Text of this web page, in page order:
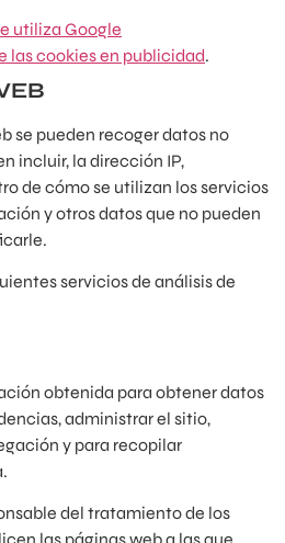
utiliza Google
las cookies en publicidad.
se pueden recoger datos no
incluir, la dirección IP,
de cómo se utilizan los servicios
y otros datos que no pueden
servicios de análisis de
obtenida para obtener datos
administrar el sitio,
y para recopilar
del tratamiento de los